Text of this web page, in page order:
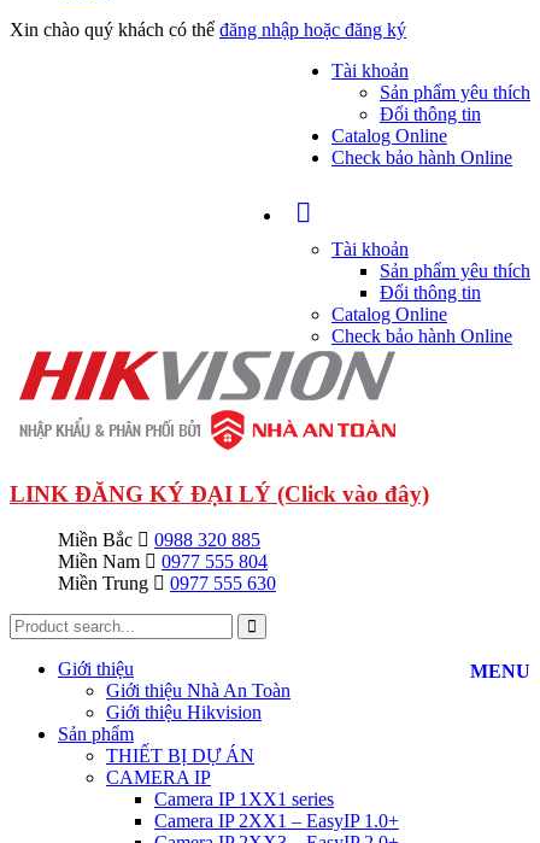
Xin chào quý khách có thể đăng nhập hoặc đăng ký
Tài khoản
Sản phẩm yêu thích
Đổi thông tin
Catalog Online
Check bảo hành Online
Tài khoản
Sản phẩm yêu thích
Đổi thông tin
Catalog Online
Check bảo hành Online
LINK ĐĂNG KÝ ĐẠI LÝ (Click vào đây)
Miền Bắc
0988 320 885
Miền Nam
0977 555 804
Miền Trung
0977 555 630
MENU
Giới thiệu
Giới thiệu Nhà An Toàn
Giới thiệu Hikvision
Sản phẩm
THIẾT BỊ DỰ ÁN
CAMERA IP
Camera IP 1XX1 series
Camera IP 2XX1 – EasyIP 1.0+